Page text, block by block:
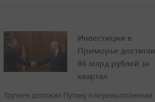
Инвестиции в
Приморье достигли
86 млрд рублей за
квартал
Трутнев доложил Путину о перевыполнении